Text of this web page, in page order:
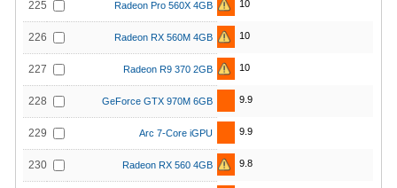
225 Radeon Pro 560X 4GB 10
226 Radeon RX 560M 4GB 10
227 Radeon R9 370 2GB 10
228 GeForce GTX 970M 6GB 9.9
229 Arc 7-Core iGPU 9.9
230 Radeon RX 560 4GB 9.8